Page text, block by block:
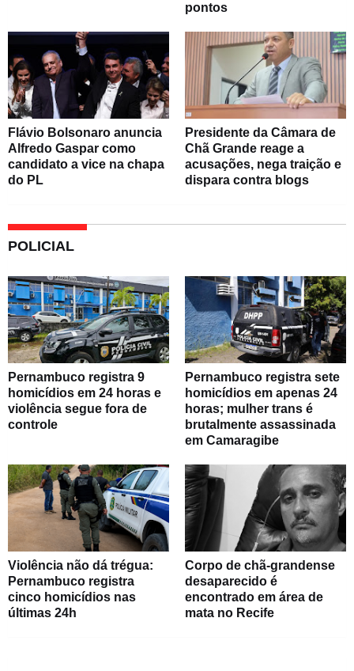
pontos
Flávio Bolsonaro anuncia
Alfredo Gaspar como
candidato a vice na chapa
do PL
Presidente da Câmara de
Chã Grande reage a
acusações, nega traição e
dispara contra blogs
POLICIAL
Pernambuco registra 9
homicídios em 24 horas e
violência segue fora de
controle
Pernambuco registra sete
homicídios em apenas 24
horas; mulher trans é
brutalmente assassinada
em Camaragibe
Violência não dá trégua:
Pernambuco registra
cinco homicídios nas
últimas 24h
Corpo de chã-grandense
desaparecido é
encontrado em área de
mata no Recife